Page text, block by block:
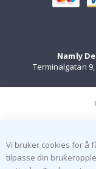
Namly
Terminalgatan
Vi bruker cookies for å
tilpasse din